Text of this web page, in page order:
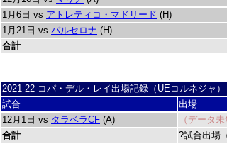
1月6日 vs アトレティコ・マドリード (H)
1月21日 vs バルセロナ (H)
合計
2021-22 コパ・デル・レイ出場記録（UEコルネジャ）
試合
出場
12月1日 vs タラベラCF (A) （データ未
合計
?試合出場